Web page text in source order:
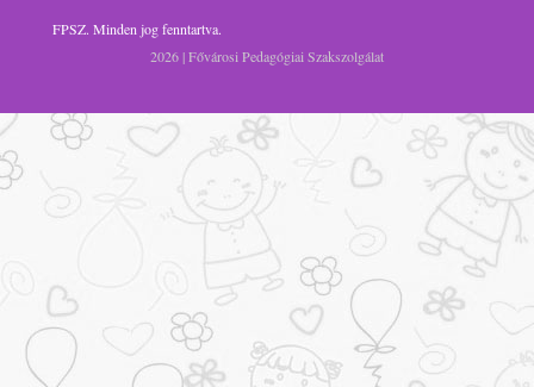
FPSZ. Minden jog fenntartva.
2026 | Fővárosi Pedagógiai Szakszolgálat